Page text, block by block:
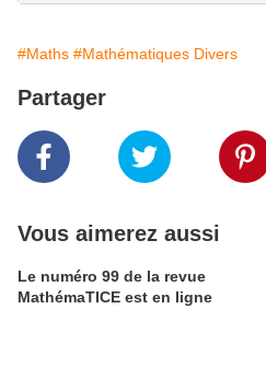
#Maths #Mathématiques Divers
Partager
Vous aimerez aussi
Le numéro 99 de la revue
MathémaTICE est en ligne